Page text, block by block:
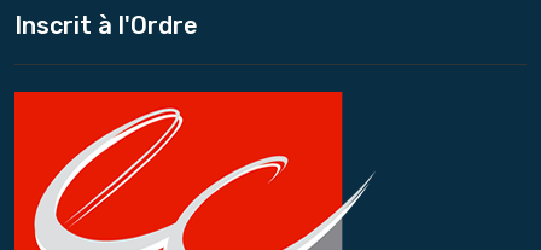
Inscrit à l'Ordre